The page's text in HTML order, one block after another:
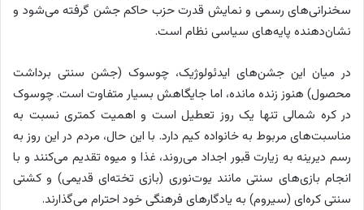
سخنرانی‌های رسمی و نمایش قدرت حزب حاکم جشن گرفته می‌شود و
نشان‌دهنده پایه‌های سیاسی نظام است.
در میان این جشن‌های ایدئولوژیک، چوسوک (جشن سنتی برداشت
محصول) هنوز زنده مانده، اما جایگاهش بسیار متفاوت است. چوسوک
در کره شمالی تنها یک روز تعطیل است و اهمیت کمتری نسبت به
مناسبت‌های مربوط به خانواده کیم دارد. با این حال، مردم در این روز به
رسم دیرینه به زیارت قبور اجداد می‌روند، غذا و میوه تقدیم می‌کنند و با
انجام بازی‌های سنتی مانند یوت‌نوری (بازی تخته‌ای قدیمی) و کشتی
سنتی کره‌ای (سیروم) به یادگارهای فرهنگی خود احترام می‌گذارند.